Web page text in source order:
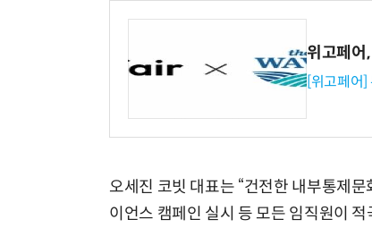
위고페
[위고페어
오세진 코빗 대표는 “건전한 내부통제
이언스 캠페인 실시 등 모든 임직원이